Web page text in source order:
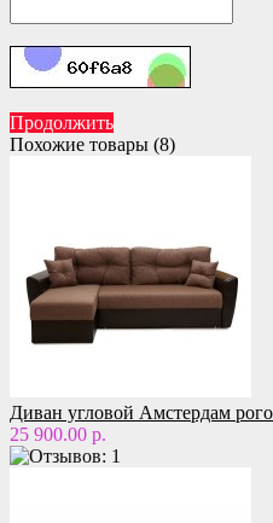
Продолжить
Похожие товары (8)
Диван угловой Амстердам
25 900.00 р.